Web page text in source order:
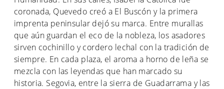
coronada, Quevedo creó a El Buscón y la primera
imprenta peninsular dejó su marca. Entre murallas
que aún guardan el eco de la nobleza, los asadores
sirven cochinillo y cordero lechal con la tradición de
siempre. En cada plaza, el aroma a horno de leña se
mezcla con las leyendas que han marcado su
historia. Segovia, entre la sierra de Guadarrama y las